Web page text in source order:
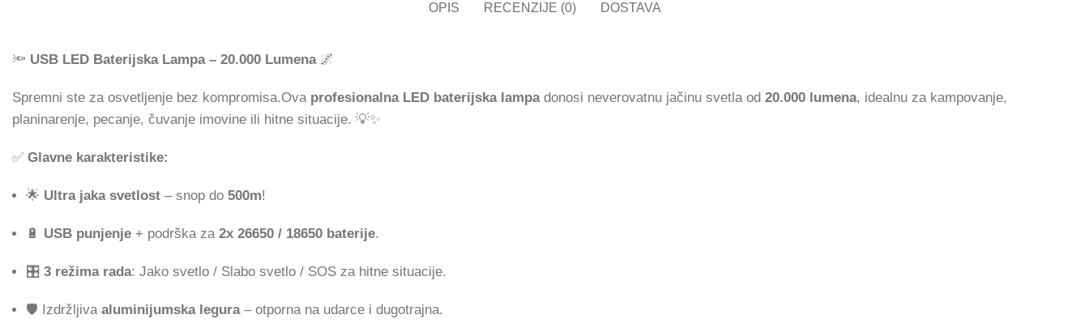
OPIS RECENZIJE (0) DOSTAVA
🔦 USB LED Baterijska Lampa – 20.000 Lumena🌌
Spremni ste za osvetljenje bez kompromisa.Ova profesionalna LED baterijska lampadonosi neverovatnu jačinu svetla od 20.000 lumena, idealnu za kampovanje,
planinarenje, pecanje, čuvanje imovine ili hitne situacije. 💡✨
✅ Glavne karakteristike:
🌟 Ultra jaka svetlost – snop do 500m!
🔋 USB punjenje + podrška za 2x 26650 / 18650 baterije.
🎛️ 3 režima rada: Jako svetlo / Slabo svetlo / SOS za hitne situacije.
🛡️ Izdržljiva aluminijumska legura– otporna na udarce i dugotrajna.